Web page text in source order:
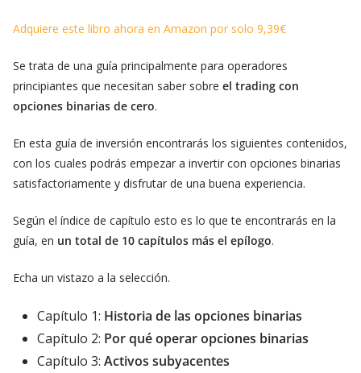
Adquiere este libro ahora en Amazon por solo 9,39€
Se trata de una guía principalmente para operadores
principiantes que necesitan saber sobre el trading con
opciones binarias de cero.
En esta guía de inversión encontrarás los siguientes contenidos,
con los cuales podrás empezar a invertir con opciones binarias
satisfactoriamente y disfrutar de una buena experiencia.
Según el índice de capítulo esto es lo que te encontrarás en la
guía, en un total de 10 capítulos más el epílogo.
Echa un vistazo a la selección.
Capítulo 1: Historia de las opciones binarias
Capítulo 2: Por qué operar opciones binarias
Capítulo 3: Activos subyacentes